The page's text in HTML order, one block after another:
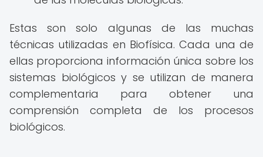
Estas son solo algunas de las muchas
técnicas utilizadas en Biofísica. Cada una de
ellas proporciona información única sobre los
sistemas biológicos y se utilizan de manera
complementaria para obtener una
comprensión completa de los procesos
biológicos.